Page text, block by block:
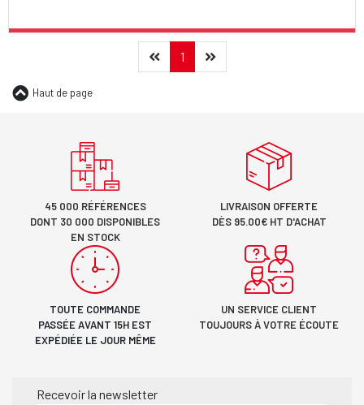
Précédent
1(current)Suivant
Haut de page
45 000 RÉFÉRENCES
DONT 30 000 DISPONIBLES
EN STOCK
LIVRAISON OFFERTE
DÈS 95.00€ HT D'ACHAT
TOUTE COMMANDE
PASSÉE AVANT 15H EST
EXPÉDIÉE LE JOUR MÊME
UN SERVICE CLIENT
TOUJOURS À VOTRE ÉCOUTE
Recevoir la newsletter